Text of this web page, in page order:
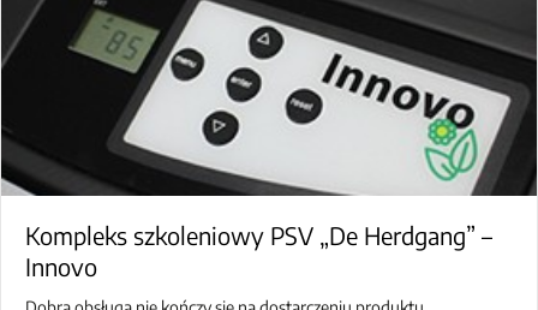
Kompleks szkoleniowy PSV „De Herdgang” –
Innovo